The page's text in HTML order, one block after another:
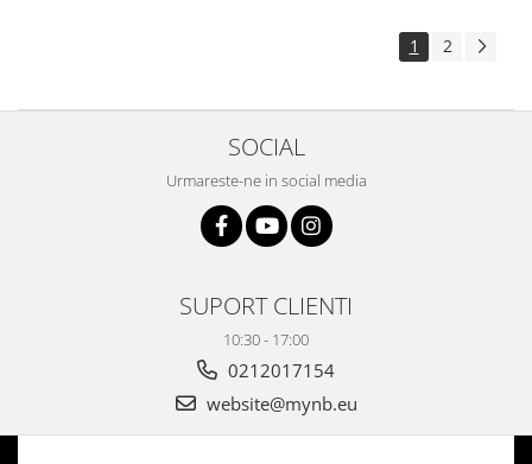
1 2
SOCIAL
Urmareste-ne in social media
SUPORT CLIENTI
10:30 - 17:00
0212017154
website@mynb.eu